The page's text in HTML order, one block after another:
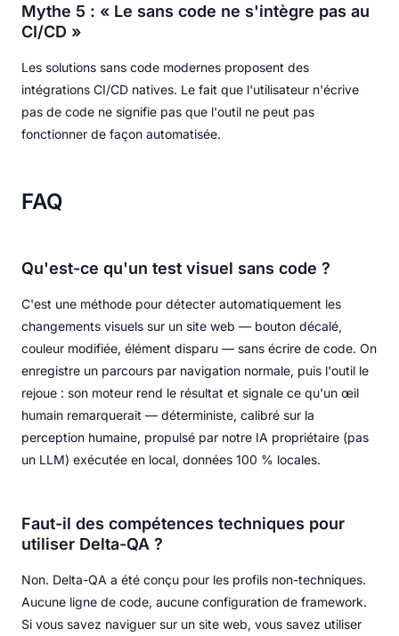
Mythe 5 : « Le sans code ne s'intègre pas au
CI/CD »
Les solutions sans code modernes proposent des
intégrations CI/CD natives. Le fait que l'utilisateur n'écrive
pas de code ne signifie pas que l'outil ne peut pas
fonctionner de façon automatisée.
FAQ
Qu'est-ce qu'un test visuel sans code ?
C'est une méthode pour détecter automatiquement les
changements visuels sur un site web — bouton décalé,
couleur modifiée, élément disparu — sans écrire de code. On
enregistre un parcours par navigation normale, puis l'outil le
rejoue : son moteur rend le résultat et signale ce qu'un œil
humain remarquerait — déterministe, calibré sur la
perception humaine, propulsé par notre IA propriétaire (pas
un LLM) exécutée en local, données 100 % locales.
Faut-il des compétences techniques pour
utiliser Delta-QA ?
Non. Delta-QA a été conçu pour les profils non-techniques.
Aucune ligne de code, aucune configuration de framework.
Si vous savez naviguer sur un site web, vous savez utiliser